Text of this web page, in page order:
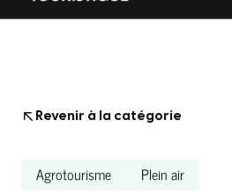
Revenir à la catégorie
Agrotourisme Plein air